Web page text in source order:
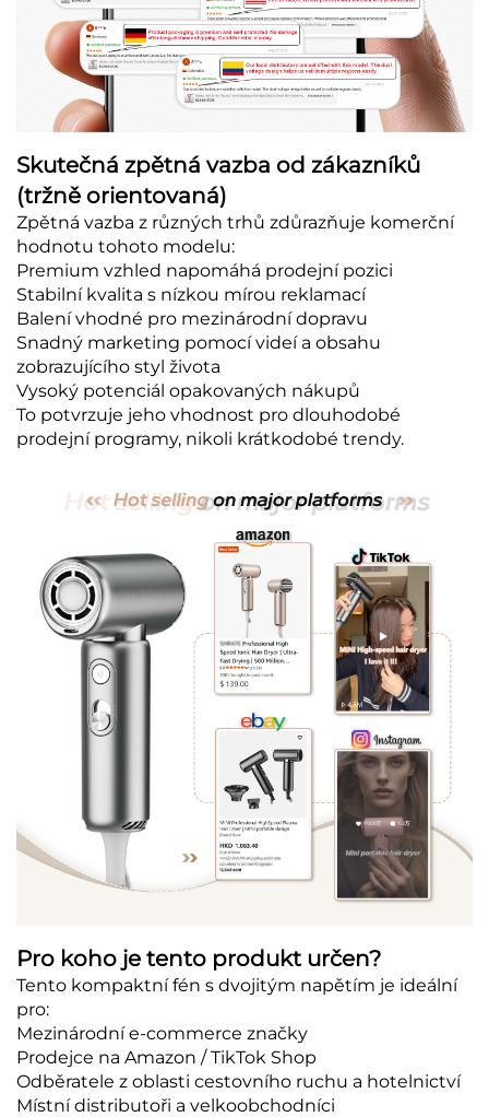
Skutečná zpětná vazba od zákazníků
(tržně orientovaná)
Zpětná vazba z různých trhů zdůrazňuje komerční
hodnotu tohoto modelu:
Premium vzhled napomáhá prodejní pozici
Stabilní kvalita s nízkou mírou reklamací
Balení vhodné pro mezinárodní dopravu
Snadný marketing pomocí videí a obsahu
zobrazujícího styl života
Vysoký potenciál opakovaných nákupů
To potvrzuje jeho vhodnost pro dlouhodobé
prodejní programy, nikoli krátkodobé trendy.
Pro koho je tento produkt určen?
Tento kompaktní fén s dvojitým napětím je ideální
pro:
Mezinárodní e-commerce značky
Prodejce na Amazon / TikTok Shop
Odběratele z oblasti cestovního ruchu a hotelnictví
Místní distributoři a velkoobchodníci